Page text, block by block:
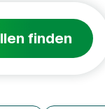
finden